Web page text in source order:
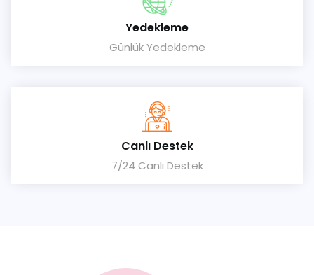
Yedekleme
Günlük Yedekleme
Canlı Destek
7/24 Canlı Destek